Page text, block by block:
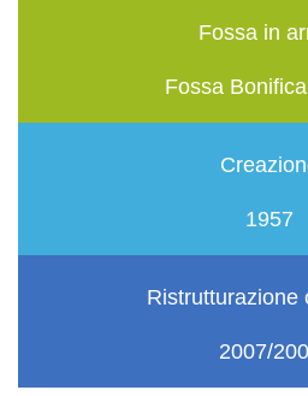
Fossa in
Fossa
1957
Ristrutturazione
2007/